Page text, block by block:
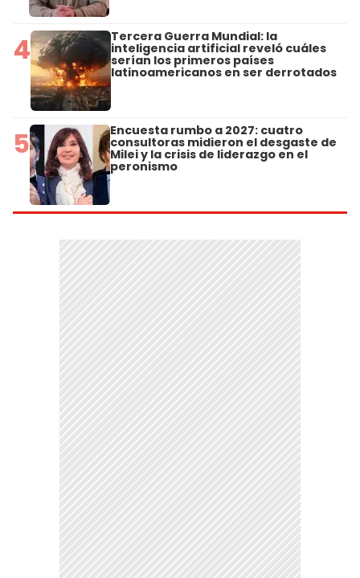
4 Tercera Guerra Mundial: la
inteligencia artificial reveló cuáles
serían los primeros países
latinoamericanos en ser derrotados
5 Encuesta rumbo a 2027: cuatro
consultoras midieron el desgaste de
Milei y la crisis de liderazgo en el
peronismo